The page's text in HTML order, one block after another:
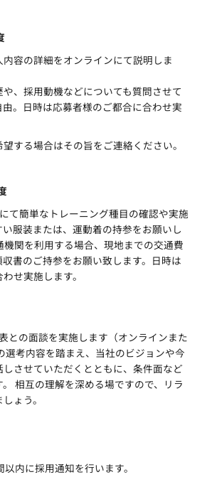
容の詳細をオンラインにて説明しま
、採用動機などについても質問させて
。日時は応募者様のご都合に合わせ実
する場合はその旨をご連絡ください。
て簡単なトレーニング種目の確認や実施
服装または、運動着の持参をお願いし
機関を利用する場合、現地までの交通費
書のご持参をお願い致します。日時は
せ実施します。
との面談を実施します（オンラインまた
選考内容を踏まえ、当社のビジョンや今
させていただくとともに、条件面など
相互の理解を深める場ですので、リラ
ょう。
内に採用通知を行います。